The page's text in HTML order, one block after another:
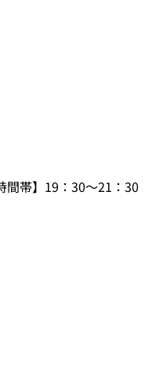
間帯】19：30～21：30